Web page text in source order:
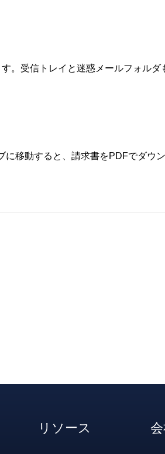
元する
する
。受信トレイと迷惑メールフォルダ
に移動すると、請求書をPDFでダウ
リソース